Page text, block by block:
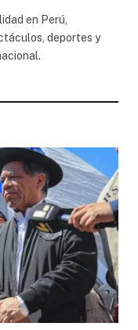
en Perú,
deportes y